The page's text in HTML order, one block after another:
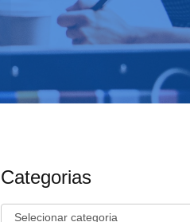
Categorias
Categorias